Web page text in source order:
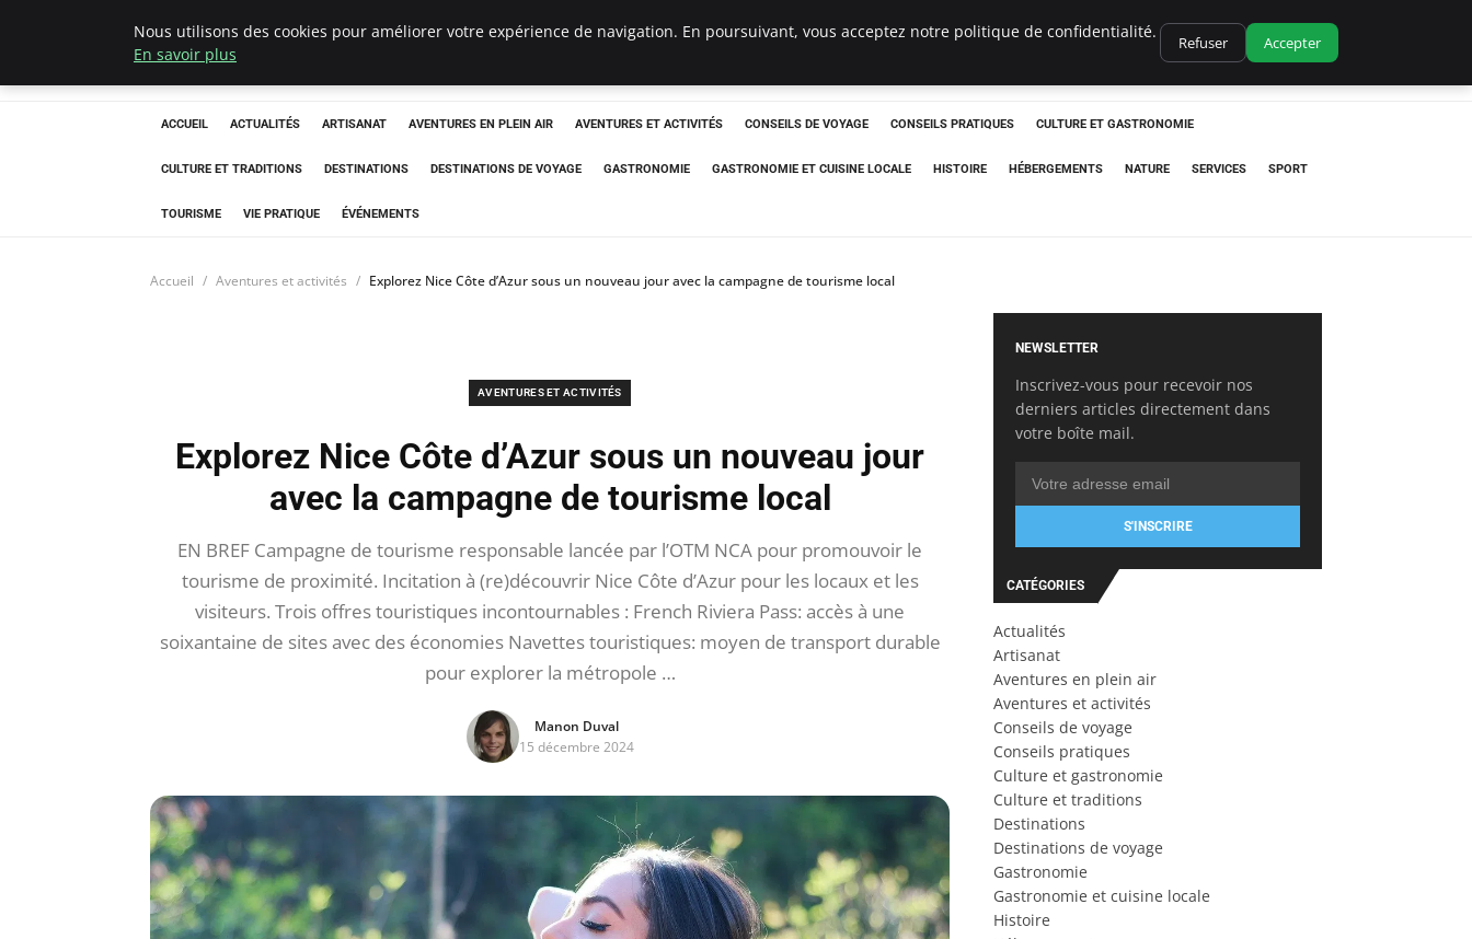
Correze Co
ACCUEIL ACTUALITÉS ARTISANAT AVENTURES EN PLEIN AIR AVENTURES ET ACTIVITÉS CONSEILS DE VOYAGE CONSEILS PRATIQUES CULTURE ET GASTRONOMIE
CULTURE ET TRADITIONS DESTINATIONS DESTINATIONS DE VOYAGE GASTRONOMIE GASTRONOMIE ET CUISINE LOCALE HISTOIRE HÉBERGEMENTS NATURE SERVICES SPORT
TOURISME VIE PRATIQUE ÉVÉNEMENTS
Accueil Aventures et activités Explorez Nice Côte d’Azur sous un nouveau jour avec la campagne de tourisme local
AVENTURES ET ACTIVITÉS
Explorez Nice Côte d’Azur sous un nouveau jour
avec la campagne de tourisme local
EN BREF Campagne de tourisme responsable lancée par l’OTM NCA pour promouvoir le
tourisme de proximité. Incitation à (re)découvrir Nice Côte d’Azur pour les locaux et les
visiteurs. Trois offres touristiques incontournables : French Riviera Pass: accès à une
soixantaine de sites avec des économies Navettes touristiques: moyen de transport durable
pour explorer la métropole …
Manon Duval
15 décembre 2024
NEWSLETTER
Inscrivez-vous pour recevoir nos
derniers articles directement dans
votre boîte mail.
S'INSCRIRE
CATÉGORIES
Actualités
Artisanat
Aventures en plein air
Aventures et activités
Conseils de voyage
Conseils pratiques
Culture et gastronomie
Culture et traditions
Destinations
Destinations de voyage
Gastronomie
Gastronomie et cuisine locale
Histoire
Nous utilisons des cookies pour améliorer votre expérience de navigation. En poursuivant, vous acceptez notre politique de confidentialité.
En savoir plus
Refuser Accepter